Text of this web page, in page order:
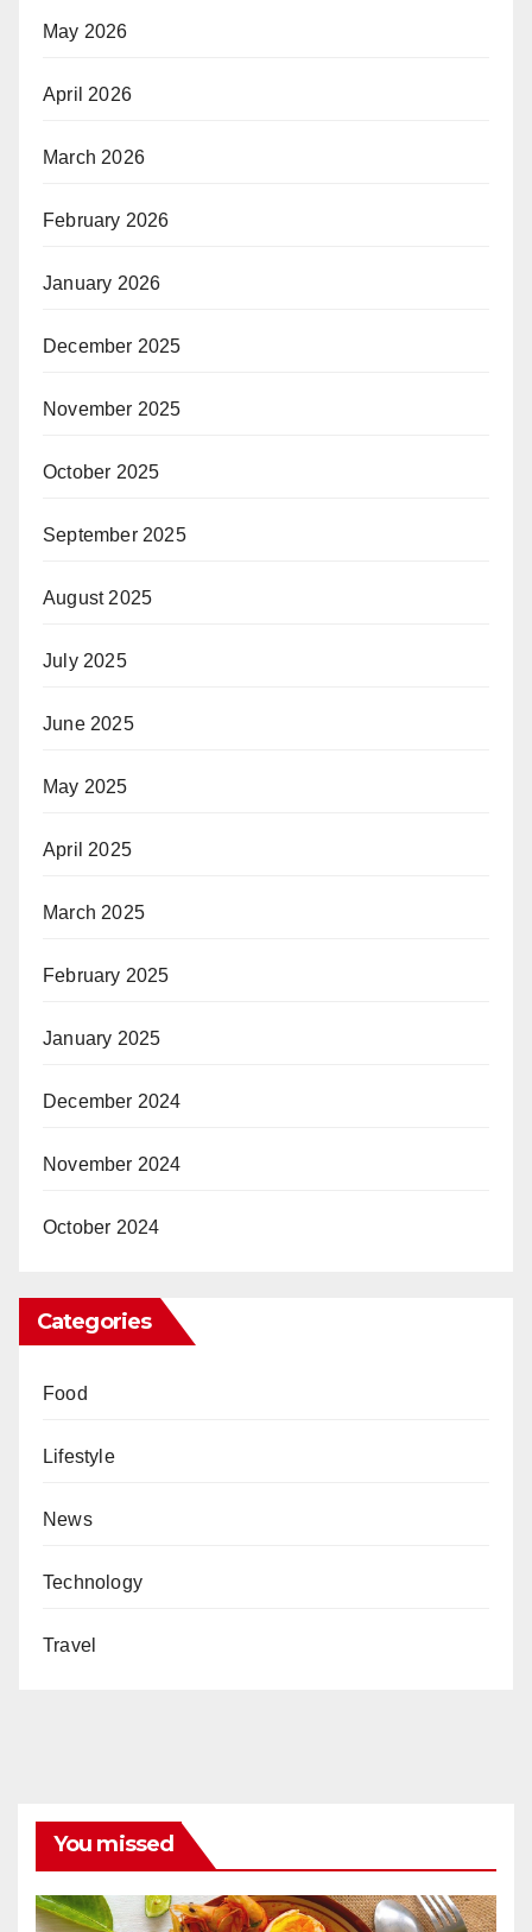
May 2026
April 2026
March 2026
February 2026
January 2026
December 2025
November 2025
October 2025
September 2025
August 2025
July 2025
June 2025
May 2025
April 2025
March 2025
February 2025
January 2025
December 2024
November 2024
October 2024
Categories
Food
Lifestyle
News
Technology
Travel
You missed